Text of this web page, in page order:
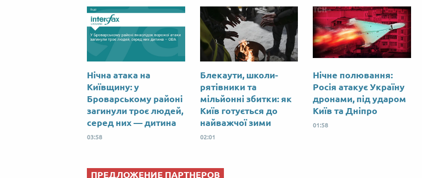
Нічна атака на
Київщину: у
Броварському районі
загинули троє людей,
серед них — дитина
03:58
Блекаути, школи-
рятівники та
мільйонні збитки: як
Київ готується до
найважчої зими
02:01
Нічне полювання:
Росія атакує Україну
дронами, під ударом
Київ та Дніпро
01:58
ПРЕДЛОЖЕНИЕ ПАРТНЕРОВ